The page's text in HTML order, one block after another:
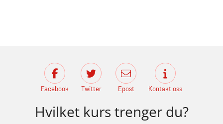
Facebook Twitter Epost Kontakt oss
Hvilket kurs trenger du?